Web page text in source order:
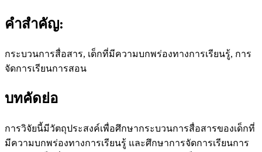
คำสำคัญ:
กระบวนการสื่อสาร, เด็กที่มีความบกพร่องทางการเรียนรู้, การ
จัดการเรียนการสอน
บทคัดย่อ
การวิจัยนี้มีวัตถุประสงค์เพื่อศึกษากระบวนการสื่อสารของเด็กที่
มีความบกพร่องทางการเรียนรู้ และศึกษาการจัดการเรียนการ